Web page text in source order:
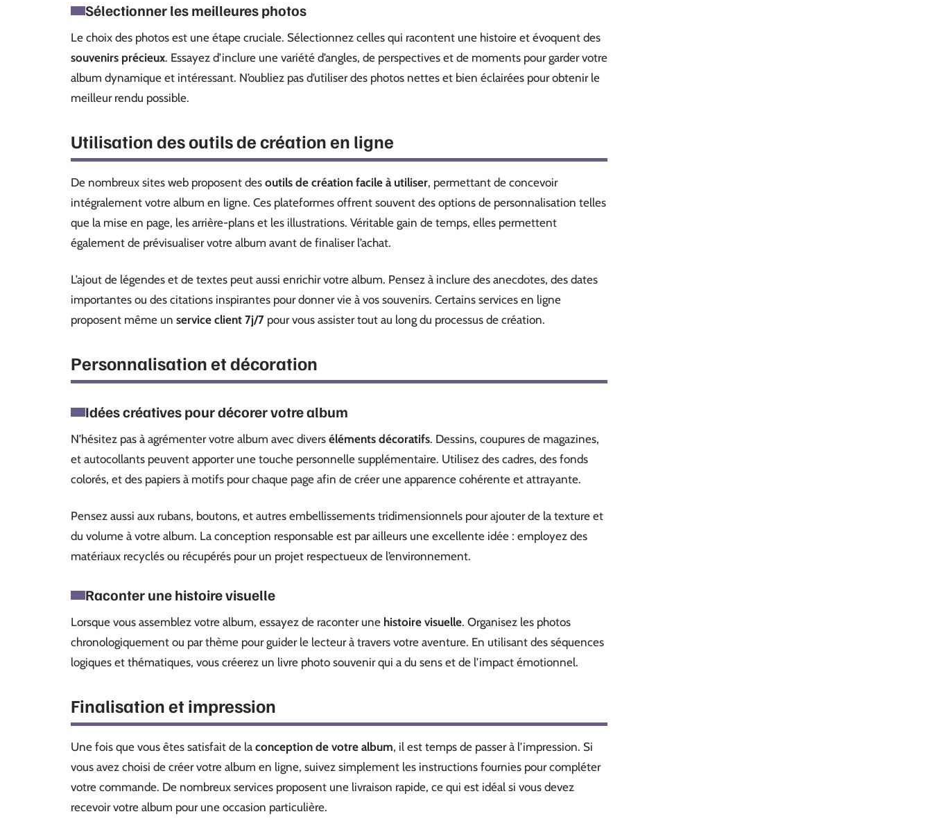
Sélectionner les meilleures photos
Le choix des photos est une étape cruciale. Sélectionnez celles qui racontent une histoire et évoquent des
souvenirs précieux. Essayez d’inclure une variété d’angles, de perspectives et de moments pour garder votre
album dynamique et intéressant. N’oubliez pas d’utiliser des photos nettes et bien éclairées pour obtenir le
meilleur rendu possible.
Utilisation des outils de création en ligne
De nombreux sites web proposent des outils de création facile à utiliser, permettant de concevoir
intégralement votre album en ligne. Ces plateformes offrent souvent des options de personnalisation telles
que la mise en page, les arrière-plans et les illustrations. Véritable gain de temps, elles permettent
également de prévisualiser votre album avant de finaliser l’achat.
L’ajout de légendes et de textes peut aussi enrichir votre album. Pensez à inclure des anecdotes, des dates
importantes ou des citations inspirantes pour donner vie à vos souvenirs. Certains services en ligne
proposent même un service client 7j/7 pour vous assister tout au long du processus de création.
Personnalisation et décoration
Idées créatives pour décorer votre album
N’hésitez pas à agrémenter votre album avec divers éléments décoratifs. Dessins, coupures de magazines,
et autocollants peuvent apporter une touche personnelle supplémentaire. Utilisez des cadres, des fonds
colorés, et des papiers à motifs pour chaque page afin de créer une apparence cohérente et attrayante.
Pensez aussi aux rubans, boutons, et autres embellissements tridimensionnels pour ajouter de la texture et
du volume à votre album. La conception responsable est par ailleurs une excellente idée : employez des
matériaux recyclés ou récupérés pour un projet respectueux de l’environnement.
Raconter une histoire visuelle
Lorsque vous assemblez votre album, essayez de raconter une histoire visuelle. Organisez les photos
chronologiquement ou par thème pour guider le lecteur à travers votre aventure. En utilisant des séquences
logiques et thématiques, vous créerez un livre photo souvenir qui a du sens et de l’impact émotionnel.
Finalisation et impression
Une fois que vous êtes satisfait de la conception de votre album, il est temps de passer à l’impression. Si
vous avez choisi de créer votre album en ligne, suivez simplement les instructions fournies pour compléter
votre commande. De nombreux services proposent une livraison rapide, ce qui est idéal si vous devez
recevoir votre album pour une occasion particulière.